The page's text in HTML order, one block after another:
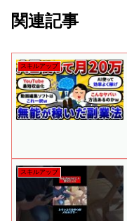
関連記事
スキルアップ
スキルアップ